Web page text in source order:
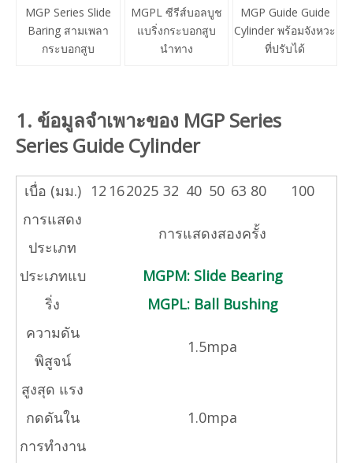
MGP Series Slide
Baring สามเพลา
กระบอกสูบ
MGPL ซีรีส์บอลบูช
แบริ่งกระบอกสูบ
นำทาง
MGP Guide Guide
Cylinder พร้อมจังหวะ
ที่ปรับได้
1. ข้อมูลจำเพาะของ MGP Series
Series Guide Cylinder
เบื่อ (มม.) 12 162025 32 40 50 63 80
100
การแสดง
ประเภท
การแสดงสองครั้ง
ประเภทแบ
ริ่ง
MGPM: Slide Bearing
MGPL: Ball Bushing
ความดัน
พิสูจน์
1.5mpa
สูงสุด แรง
กดดันใน
การทำงาน
1.0mpa